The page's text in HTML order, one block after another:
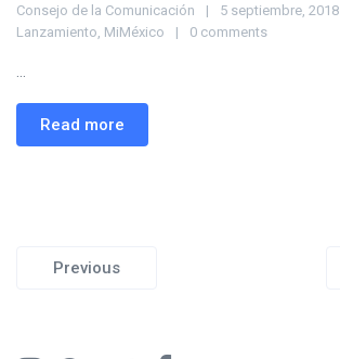
Consejo de la Comunicación
5 septiembre, 2018
Lanzamiento MiMéxico 0 comments
...
Read more
Previous